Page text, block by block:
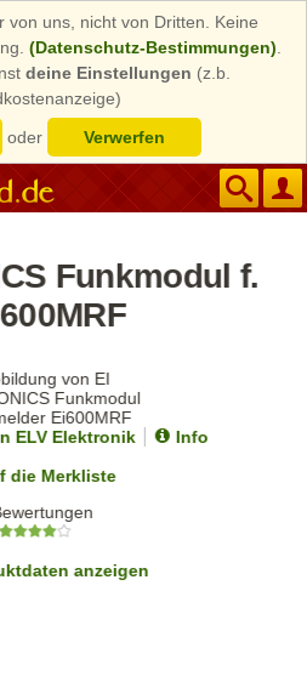
von uns, nicht von Dritten. Keine
(Datenschutz-Bestimmungen)
deine Einstellungen (z.b.
oder Verwerfen
Funkmodul f.
ELV Elektronik
Info
die Merkliste
anzeigen